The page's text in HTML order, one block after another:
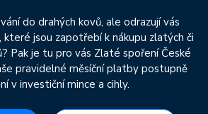
do drahých kovů, ale odrazují vás
jsou zapotřebí k nákupu zlatých či
Pak je tu pro vás Zlaté spoření České
pravidelné měsíční platby postupně
v investiční mince a cihly.